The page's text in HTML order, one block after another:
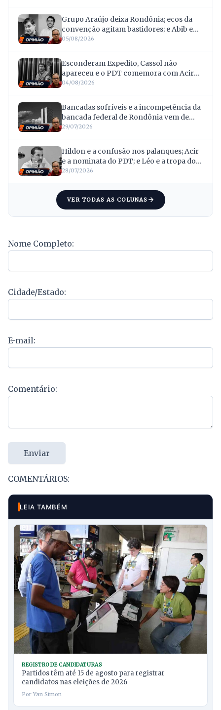
Grupo Araújo deixa Rondônia; ecos da
convenção agitam bastidores; e Abib e
Netto viram alvos nos debates
05/08/2026
Esconderam Expedito, Cassol não
apareceu e o PDT comemora com Acir
Gurgacz
04/08/2026
Bancadas sofríveis e a incompetência da
bancada federal de Rondônia vem de
longe
29/07/2026
Hildon e a confusão nos palanques; Acir
e a nominata do PDT; e Léo e a tropa do
Podemos
28/07/2026
VER TODAS AS COLUNAS
Nome Completo:
Cidade/Estado:
E-mail:
Comentário:
Enviar
COMENTÁRIOS:
LEIA TAMBÉM
REGISTRO DE CANDIDATURAS
Partidos têm até 15 de agosto para registrar
candidatos nas eleições de 2026
Por Yan Simon